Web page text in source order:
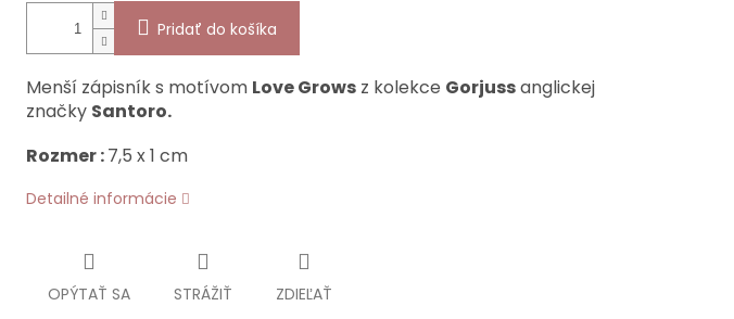
Pridať do košíka
Menší zápisník s motívom Love Grows z kolekce Gorjussanglickej
značky Santoro.
Rozmer :7,5 x 1 cm
Detailné informácie
OPÝTAŤ SA STRÁŽIŤ ZDIEĽAŤ